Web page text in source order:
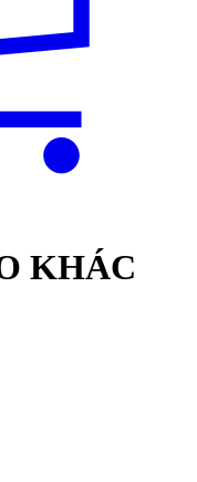
KHÁC